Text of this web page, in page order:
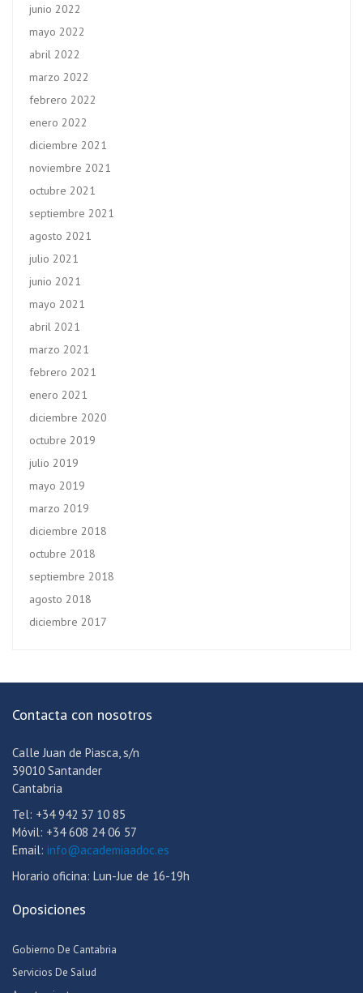
junio 2022
mayo 2022
abril 2022
marzo 2022
febrero 2022
enero 2022
diciembre 2021
noviembre 2021
octubre 2021
septiembre 2021
agosto 2021
julio 2021
junio 2021
mayo 2021
abril 2021
marzo 2021
febrero 2021
enero 2021
diciembre 2020
octubre 2019
julio 2019
mayo 2019
marzo 2019
diciembre 2018
octubre 2018
septiembre 2018
agosto 2018
diciembre 2017
Contacta con nosotros
Calle Juan de Piasca, s/n
39010 Santander
Cantabria
Tel: +34 942 37 10 85
Móvil: +34 608 24 06 57
Email: info@academiaadoc.es
Horario oficina: Lun-Jue de 16-19h
Oposiciones
Gobierno De Cantabria
Servicios De Salud